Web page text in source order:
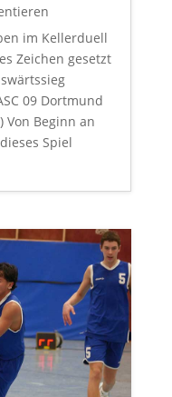
im Kellerduell
Zeichen gesetzt
09 Dortmund
Von Beginn an
Spiel